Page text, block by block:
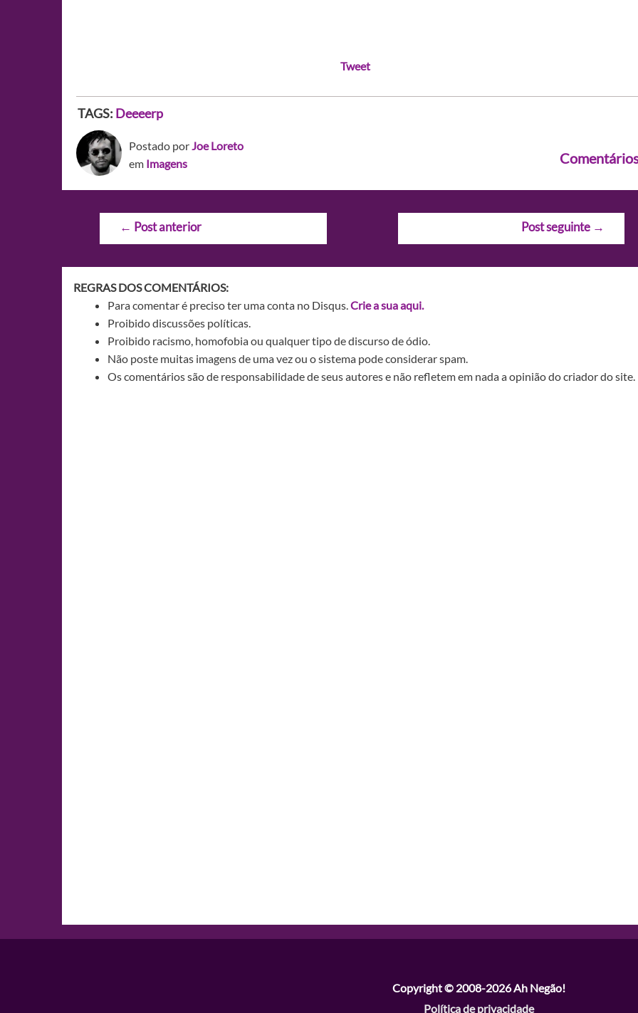
Tweet
TAGS: Deeeerp
Postado porJoe Loreto
em Imagens
Navegação
← Post anterior Post seguinte →
REGRAS DOS COMENTÁRIOS:
Para comentar é preciso ter uma conta no Disqus.Crie a sua aqui.
Proibido discussões políticas.
Proibido racismo, homofobia ou qualquer tipo de discurso de ódio.
Não poste muitas imagens de uma vez ou o sistema pode considerar spam.
Os comentários são de responsabilidade de seus autores e não refletem em nada a opinião do criador do site.
Copyright © 2008-2026Ah Negão!
Política de privacidade